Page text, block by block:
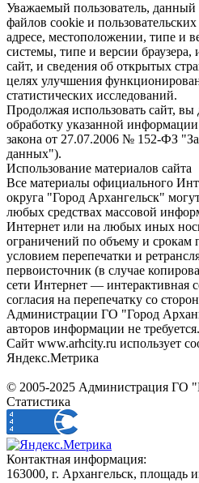
Уважаемый пользователь, данный
файлов cookie и
адресе, местоположении, типе и
системы, типе и версии браузера,
сайт, и сведения об открытых
целях улучшения
статистических исследований.
Продолжая использовать сайт, вы
обработку указанной
закона от 27.07.2006 № 152-ФЗ
данных").
Использование материалов сайта
Все материалы официального
округа "Город Архангельск"
любых средствах массовой
Интернет или на любых иных
ограничений по объему и
условием перепечатки и
первоисточник (в случае
сети Интернет — интерактивная
согласия на перепечатку со
Администрации ГО "Город
авторов информации не требуется.
Сайт www.arhcity.ru использует
Яндекс.Метрика
© 2005-2025 Администрация ГО
Статистика
Контактная информация:
163000, г. Архангельск,